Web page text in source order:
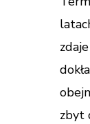
zbyt